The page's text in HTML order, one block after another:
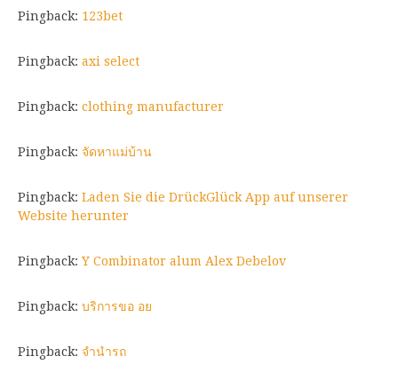
Pingback: 123bet
Pingback: axi select
Pingback: clothing manufacturer
Pingback: จัดหาแม่บ้าน
Pingback: Laden Sie die DrückGlück App auf unserer
Website herunter
Pingback: Y Combinator alum Alex Debelov
Pingback: บริการขอ อย
Pingback: จำนำรถ